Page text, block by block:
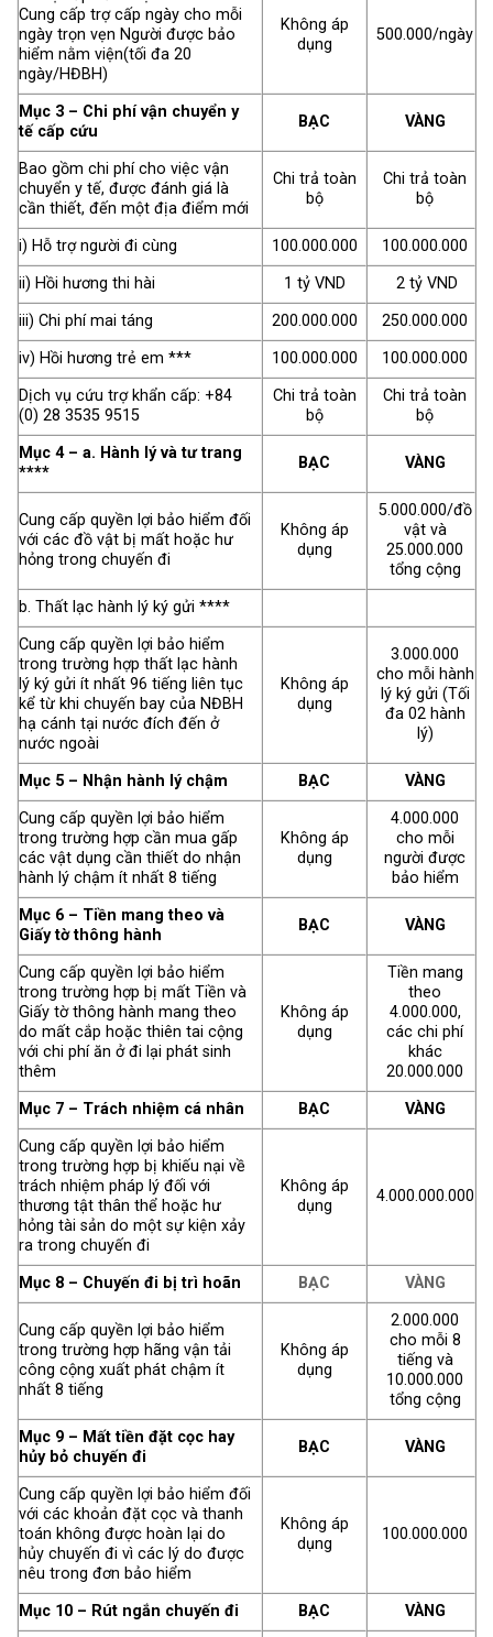
Cung cấp trợ cấp ngày cho mỗi
ngày trọn vẹn Người được bảo
hiểm nằm viện(tối đa 20
ngày/HĐBH)
Không áp
dụng
500.000/ngày
Mục 3 – Chi phí vận chuyển y
tế cấp cứu
BẠC VÀNG
Bao gồm chi phí cho việc vận
chuyển y tế, được đánh giá là
cần thiết, đến một địa điểm mới
Chi trả toàn
bộ
Chi trả toàn
bộ
i) Hỗ trợ người đi cùng 100.000.000
100.000.000
ii) Hồi hương thi hài
1 tỷ VND
2 tỷ VND
iii) Chi phí mai táng
200.000.000
250.000.000
iv) Hồi hương trẻ em ***
100.000.000
100.000.000
Dịch vụ cứu trợ khẩn cấp: +84
(0) 28 3535 9515
Chi trả toàn
bộ
Chi trả toàn
bộ
Mục 4 – a. Hành lý và tư trang
****
BẠC VÀNG
Cung cấp quyền lợi bảo hiểm đối
với các đồ vật bị mất hoặc hư
hỏng trong chuyến đi
Không áp
dụng
5.000.000/đồ
vật và
25.000.000
tổng cộng
b. Thất lạc hành lý ký gửi ****
Cung cấp quyền lợi bảo hiểm
trong trường hợp thất lạc hành
lý ký gửi ít nhất 96 tiếng liên tục
kể từ khi chuyến bay của NĐBH
hạ cánh tại nước đích đến ở
nước ngoài
Không áp
dụng
3.000.000
cho mỗi hành
lý ký gửi (Tối
đa 02 hành
lý)
Mục 5 – Nhận hành lý chậm BẠC
VÀNG
Cung cấp quyền lợi bảo hiểm
trong trường hợp cần mua gấp
các vật dụng cần thiết do nhận
hành lý chậm ít nhất 8 tiếng
Không áp
dụng
4.000.000
cho mỗi
người được
bảo hiểm
Mục 6 – Tiền mang theo và
Giấy tờ thông hành
BẠC VÀNG
Cung cấp quyền lợi bảo hiểm
trong trường hợp bị mất Tiền và
Giấy tờ thông hành mang theo
do mất cắp hoặc thiên tai cộng
với chi phí ăn ở đi lại phát sinh
thêm
Không áp
dụng
Tiền mang
theo
4.000.000,
các chi phí
khác
20.000.000
Mục 7 – Trách nhiệm cá nhân
BẠC
VÀNG
Cung cấp quyền lợi bảo hiểm
trong trường hợp bị khiếu nại về
trách nhiệm pháp lý đối với
thương tật thân thể hoặc hư
hỏng tài sản do một sự kiện xảy
ra trong chuyến đi
Không áp
dụng
4.000.000.000
Mục 8 – Chuyến đi bị trì hoãn BẠC VÀNG
Cung cấp quyền lợi bảo hiểm
trong trường hợp hãng vận tải
công cộng xuất phát chậm ít
nhất 8 tiếng
Không áp
dụng
2.000.000
cho mỗi 8
tiếng và
10.000.000
tổng cộng
Mục 9 – Mất tiền đặt cọc hay
hủy bỏ chuyến đi
BẠC VÀNG
Cung cấp quyền lợi bảo hiểm đối
với các khoản đặt cọc và thanh
toán không được hoàn lại do
hủy chuyến đi vì các lý do được
nêu trong đơn bảo hiểm
Không áp
dụng
100.000.000
Mục 10 – Rút ngắn chuyến đi BẠC
VÀNG